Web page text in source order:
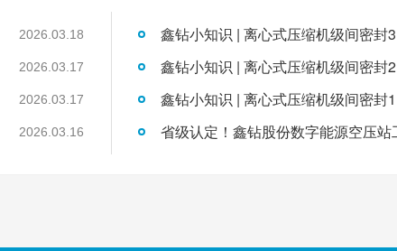
2026.03.18
2026.03.17
2026.03.17
2026.03.16
鑫钻小知识 | 离心式压缩机级间密封3
鑫钻小知识 | 离心式压缩机级间密封2
鑫钻小知识 | 离心式压缩机级间密封1